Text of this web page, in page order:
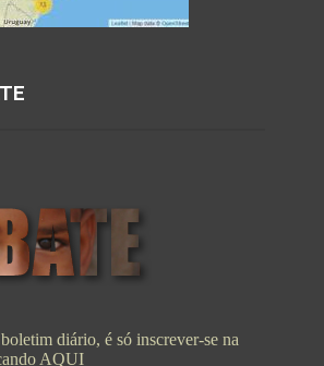
diário, é só inscrever-se na
AQUI